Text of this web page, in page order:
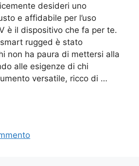
desideri uno
e affidabile per l’uso
è il dispositivo che fa per te.
rugged è stato
non ha paura di mettersi alla
alle esigenze di chi
versatile, ricco di …